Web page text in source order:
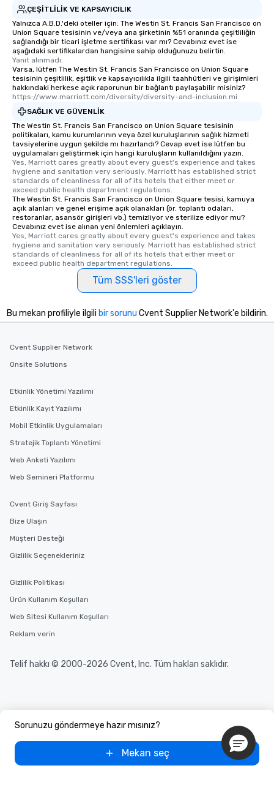
ÇEŞITLILIK VE KAPSAYICILIK
Yalnızca A.B.D.'deki oteller için: The Westin St. Francis San Francisco on
Union Square tesisinin ve/veya ana şirketinin %51 oranında çeşitliliğin
sağlandığı bir ticari işletme sertifikası var mı? Cevabınız evet ise
aşağıdaki sertifikalardan hangisine sahip olduğunuzu belirtin.
Yanıt alınmadı.
Varsa, lütfen The Westin St. Francis San Francisco on Union Square
tesisinin çeşitlilik, eşitlik ve kapsayıcılıkla ilgili taahhütleri ve girişimleri
hakkındaki herkese açık raporunun bir bağlantı paylaşabilir misiniz?
https://www.marriott.com/diversity/diversity-and-inclusion.mi
SAĞLIK VE GÜVENLIK
The Westin St. Francis San Francisco on Union Square tesisinin
politikaları, kamu kurumlarının veya özel kuruluşlarının sağlık hizmeti
tavsiyelerine uygun şekilde mı hazırlandı? Cevap evet ise lütfen bu
uygulamaları geliştirmek için hangi kuruluşların kullanıldığını yazın.
Yes, Marriott cares greatly about every guest's experience and takes
hygiene and sanitation very seriously. Marriott has established strict
standards of cleanliness for all of its hotels that either meet or
exceed public health department regulations.
The Westin St. Francis San Francisco on Union Square tesisi, kamuya
açık alanları ve genel erişime açık olanakları (ör. toplantı odaları,
restoranlar, asansör girişleri vb.) temizliyor ve sterilize ediyor mu?
Cevabınız evet ise alınan yeni önlemleri açıklayın.
Yes, Marriott cares greatly about every guest's experience and takes
hygiene and sanitation very seriously. Marriott has established strict
standards of cleanliness for all of its hotels that either meet or
exceed public health department regulations.
Tüm SSS'leri göster
Sorunuzu göndermeye hazır mısınız?
Mekan seç
Bu mekan profiliyle ilgili bir sorunu Cvent Supplier Network'e bildirin.
Cvent Supplier Network
Onsite Solutions
Etkinlik Yönetimi Yazılımı
Etkinlik Kayıt Yazılımı
Mobil Etkinlik Uygulamaları
Stratejik Toplantı Yönetimi
Web Anketi Yazılımı
Web Semineri Platformu
Cvent Giriş Sayfası
Bize Ulaşın
Müşteri Desteği
Gizlilik Seçenekleriniz
Gizlilik Politikası
Ürün Kullanım Koşulları
Web Sitesi Kullanım Koşulları
Reklam verin
Telif hakkı © 2000-2026 Cvent, Inc. Tüm hakları saklıdır.